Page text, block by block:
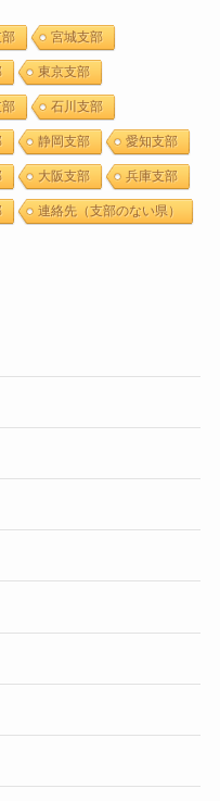
宮城支部
東京支部
石川支部
静岡支部 愛知支部
大阪支部 兵庫支部
連絡先（支部のない県）